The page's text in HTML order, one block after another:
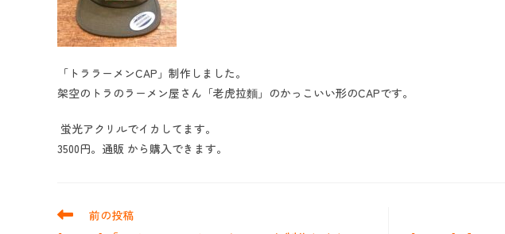
「トララーメンCAP」制作しました。
架空のトラのラーメン屋さん「老虎拉麵」のかっこいい形のCAPです。
蛍光アクリルでイカしてます。
3500円。通販 から購入できます。
そ
前の投稿